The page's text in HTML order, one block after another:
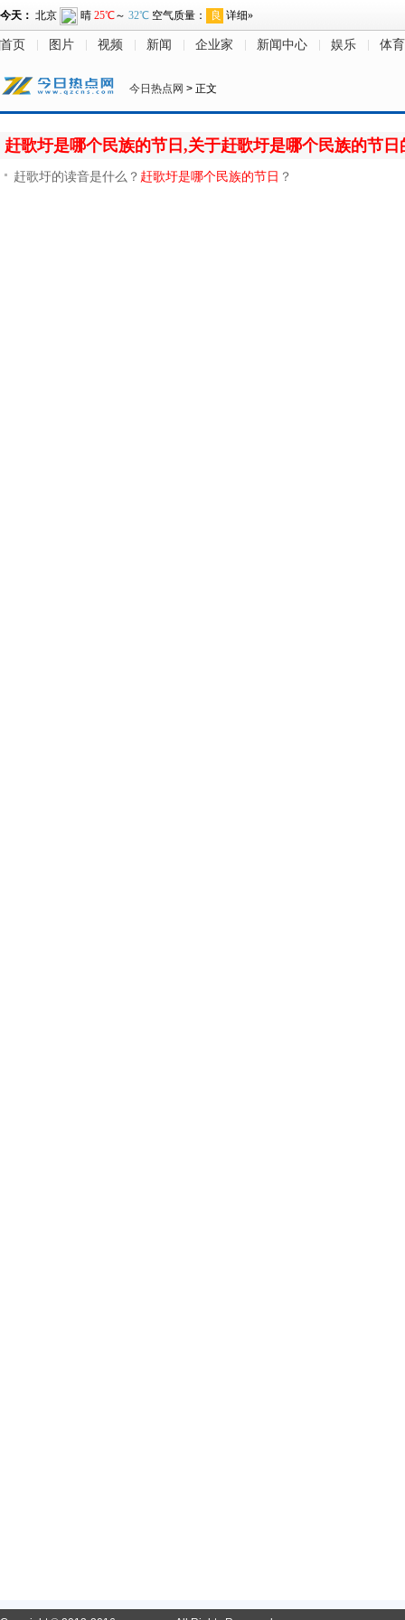
首页 图片 视频 新闻 企业家 新闻中心 娱乐 体育
今日热点网 > 正文
赶歌圩是哪个民族的节日,关于赶歌圩是哪个民族的节日
赶歌圩的读音是什么？ 赶歌圩是哪个民族的节日 ？